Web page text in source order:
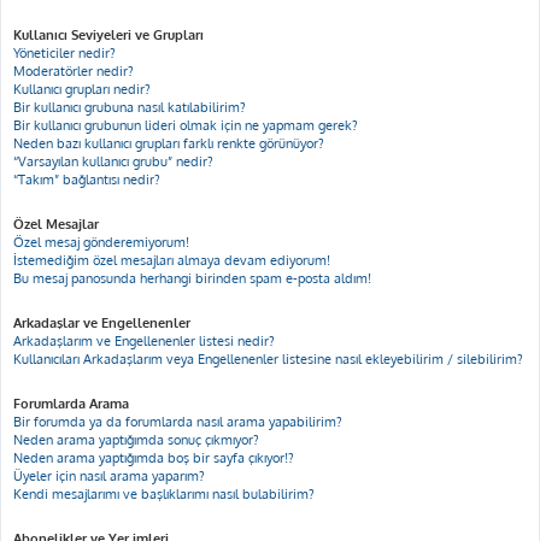
Kullanıcı Seviyeleri ve Grupları
Yöneticiler nedir?
Moderatörler nedir?
Kullanıcı grupları nedir?
Bir kullanıcı grubuna nasıl katılabilirim?
Bir kullanıcı grubunun lideri olmak için ne yapmam gerek?
Neden bazı kullanıcı grupları farklı renkte görünüyor?
“Varsayılan kullanıcı grubu” nedir?
“Takım” bağlantısı nedir?
Özel Mesajlar
Özel mesaj gönderemiyorum!
İstemediğim özel mesajları almaya devam ediyorum!
Bu mesaj panosunda herhangi birinden spam e-posta aldım!
Arkadaşlar ve Engellenenler
Arkadaşlarım ve Engellenenler listesi nedir?
Kullanıcıları Arkadaşlarım veya Engellenenler listesine nasıl ekleyebilirim / silebilirim?
Forumlarda Arama
Bir forumda ya da forumlarda nasıl arama yapabilirim?
Neden arama yaptığımda sonuç çıkmıyor?
Neden arama yaptığımda boş bir sayfa çıkıyor!?
Üyeler için nasıl arama yaparım?
Kendi mesajlarımı ve başlıklarımı nasıl bulabilirim?